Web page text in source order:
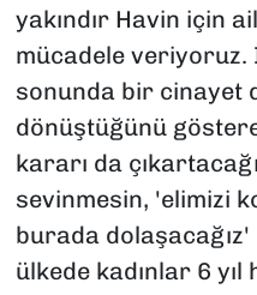
yakındır Havin için
mücadele
sonunda bir cinayet
dönüştüğünü
kararı da
sevinmesin, 'elimizi
burada dolaşacağız'
ülkede kadınlar 6 yıl